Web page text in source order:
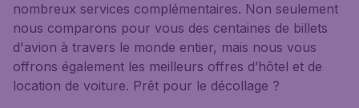
nombreux services complémentaires. Non seulement
nous comparons pour vous des centaines de billets
d'avion à travers le monde entier, mais nous vous
offrons également les meilleurs offres d’hôtel et de
location de voiture. Prêt pour le décollage ?